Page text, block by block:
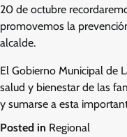
20 de octubre
promovemos la
alcalde.
El Gobierno Municipal de
salud y bienestar de las
y sumarse a esta
Posted in Regional